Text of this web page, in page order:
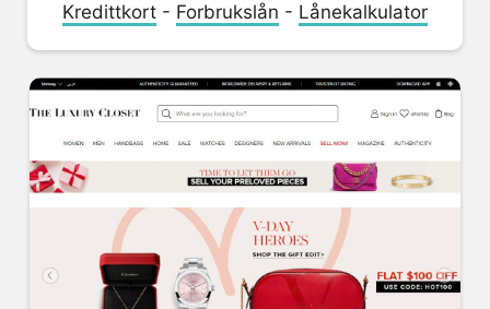
Kredittkort - Forbrukslån - Lånekalkulator